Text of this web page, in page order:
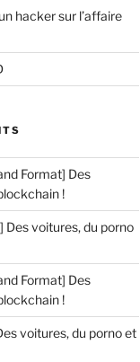
hacker sur l’affaire
Format] Des
!
Des voitures, du porno
Format] Des
!
voitures, du porno et